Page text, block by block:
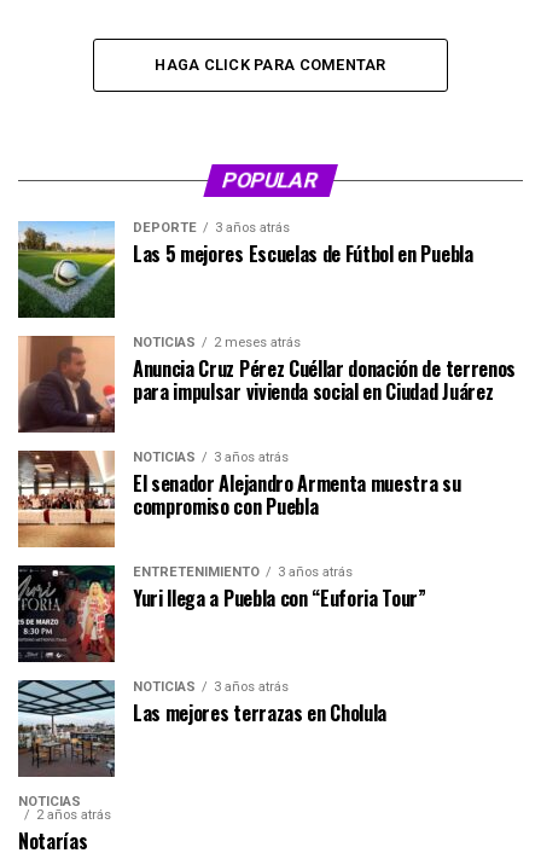
HAGA CLICK PARA COMENTAR
POPULAR
DEPORTE 3 años atrás
Las 5 mejores Escuelas de Fútbol en Puebla
NOTICIAS 2 meses atrás
Anuncia Cruz Pérez Cuéllar donación de terrenos
para impulsar vivienda social en Ciudad Juárez
NOTICIAS 3 años atrás
El senador Alejandro Armenta muestra su
compromiso con Puebla
ENTRETENIMIENTO 3 años atrás
Yuri llega a Puebla con “Euforia Tour”
NOTICIAS 3 años atrás
Las mejores terrazas en Cholula
NOTICIAS
2 años atrás
Notarías